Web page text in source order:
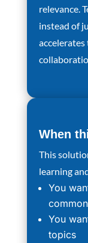
relevance.
instead of
When
This
learning
You
You
topics